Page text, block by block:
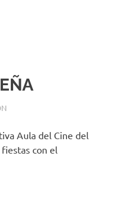
Aula del Cine del
con el